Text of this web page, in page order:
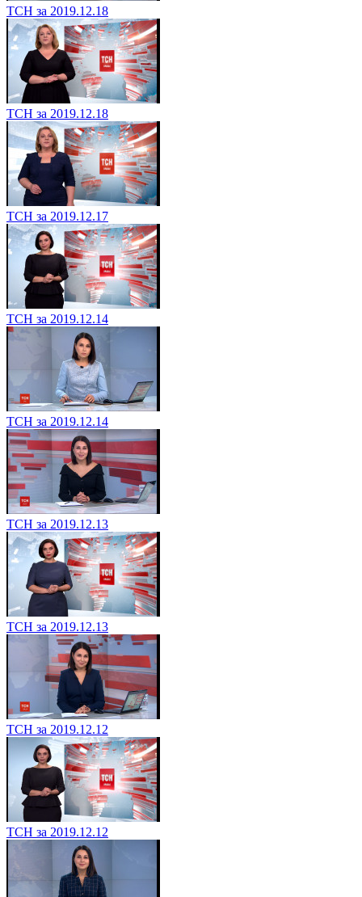
ТСН за 2019.12.18
ТСН за 2019.12.18
ТСН за 2019.12.17
ТСН за 2019.12.14
ТСН за 2019.12.14
ТСН за 2019.12.13
ТСН за 2019.12.13
ТСН за 2019.12.12
ТСН за 2019.12.12